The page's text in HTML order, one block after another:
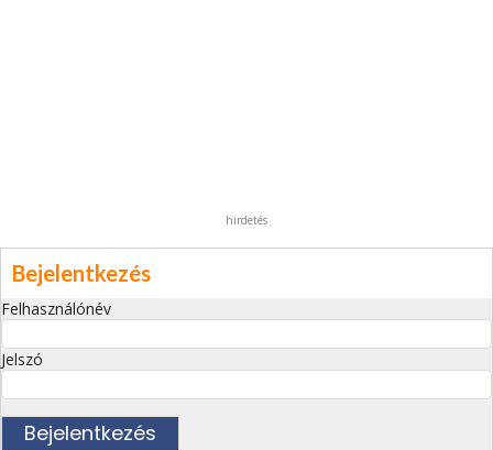
hirdetés
Bejelentkezés
Felhasználónév
Jelszó